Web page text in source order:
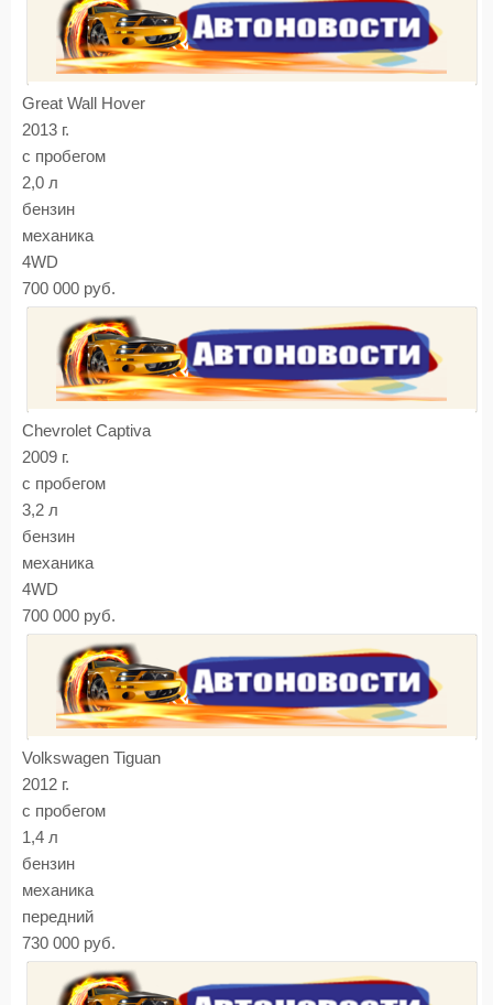
Great Wall Hover
2013 г.
с пробегом
2,0 л
бензин
механика
4WD
700 000 руб.
Chevrolet Captiva
2009 г.
с пробегом
3,2 л
бензин
механика
4WD
700 000 руб.
Volkswagen Tiguan
2012 г.
с пробегом
1,4 л
бензин
механика
передний
730 000 руб.